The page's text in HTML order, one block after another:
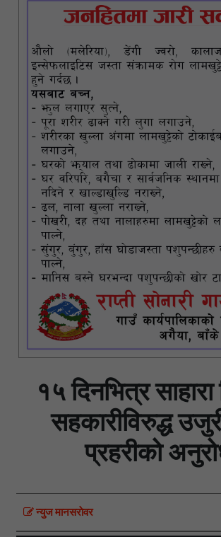
१५ दिनभित्र
सहकारीविरुद्ध
प्रहरीको
न्युज मानसराेवर